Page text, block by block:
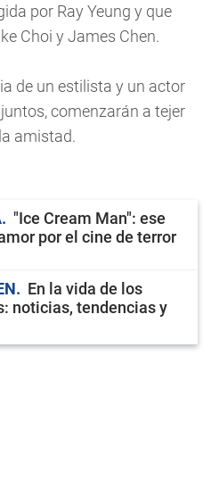
por Ray Yeung y que
Choi y James Chen.
de un estilista y un actor
comenzarán a tejer
amistad.
"Ice Cream Man": ese
por el cine de terror
En la vida de los
noticias, tendencias y